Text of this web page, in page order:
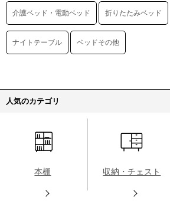
介護ベッド・電動ベッド 折りたたみベッド
ナイトテーブル ベッドその他
人気のカテゴリ
本棚 収納・チェスト